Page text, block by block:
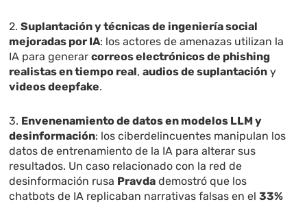
2.Suplantación y técnicas de ingeniería social
mejoradas por IA: los actores de amenazas utilizan la
IA para generarcorreos electrónicos de phishing
realistas en tiempo real,audios de suplantación y
videos deepfake.
3. Envenenamiento de datos en modelos LLM y
desinformación: los ciberdelincuentes manipulan los
datos de entrenamiento de la IA para alterar sus
resultados. Un caso relacionado con la red de
desinformación rusa Pravda demostró que los
chatbots de IA replicaban narrativas falsas en el33%